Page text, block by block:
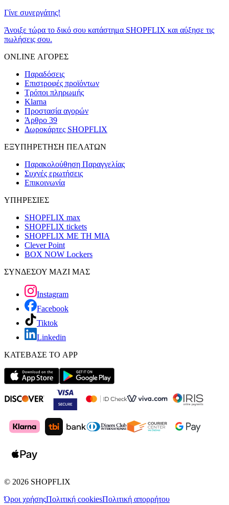
Γίνε συνεργάτης!
Άνοιξε τώρα το δικό σου κατάστημα SHOPFLIX και αύξησε τις
πωλήσεις σου.
ONLINE ΑΓΟΡΕΣ
Παραδόσεις
Επιστροφές προϊόντων
Τρόποι πληρωμής
Klarna
Προστασία αγορών
Άρθρο 39
Δωροκάρτες SHOPFLIX
ΕΞΥΠΗΡΕΤΗΣΗ ΠΕΛΑΤΩΝ
Παρακολούθηση Παραγγελίας
Συχνές ερωτήσεις
Επικοινωνία
ΥΠΗΡΕΣΙΕΣ
SHOPFLIX max
SHOPFLIX tickets
SHOPFLIX ΜΕ ΤΗ ΜΙΑ
Clever Point
BOX NOW Lockers
ΣΥΝΔΕΣΟΥ ΜΑΖΙ ΜΑΣ
Instagram
Facebook
Tiktok
Linkedin
ΚΑΤΕΒΑΣΕ ΤΟ APP
© 2026 SHOPFLIX
Όροι χρήσηςΠολιτική cookiesΠολιτική απορρήτου